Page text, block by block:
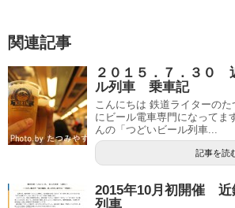
関連記事
２０１５．７．３０
ル列車 乗車記
こんにちは 鉄道ライターの
にビール電車専門になってま
んの「つどいビール列車...
記事を読
2015年10月初開催 近
列車